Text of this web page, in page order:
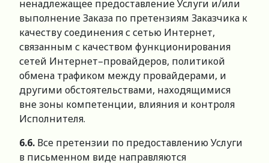
ненадлежащее предоставление Услуги и/или
выполнение Заказа по претензиям Заказчика к
качеству соединения с сетью Интернет,
связанным с качеством функционирования
сетей Интернет–провайдеров, политикой
обмена трафиком между провайдерами, и
другими обстоятельствами, находящимися
вне зоны компетенции, влияния и контроля
Исполнителя.
6.6. Все претензии по предоставлению Услуги
в письменном виде направляются